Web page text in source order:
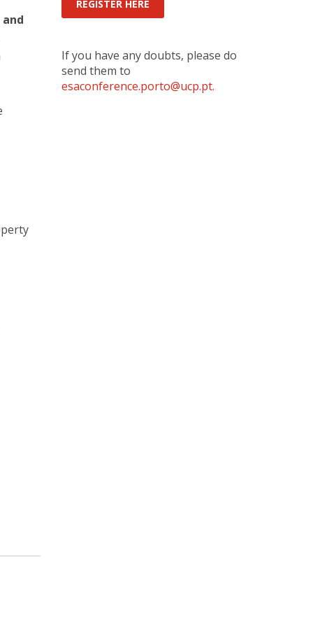
de Emprego
REGISTER HERE
If you have any doubts, please do
send them to
esaconference.porto@ucp.pt.